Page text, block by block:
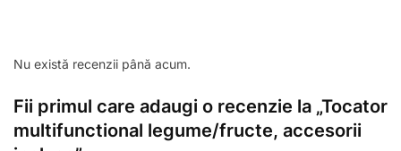
Nu există recenzii până acum.
Fii primul care adaugi o recenzie la „Tocator
multifunctional legume/fructe, accesorii